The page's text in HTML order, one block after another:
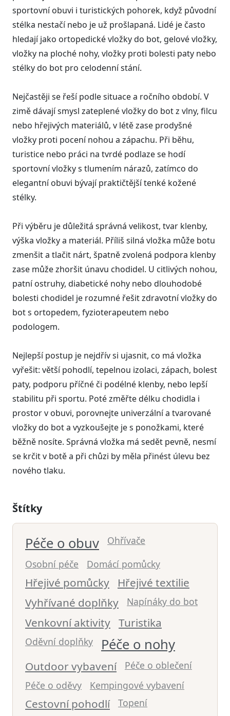
sportovní obuvi i turistických pohorek, když původní
stélka nestačí nebo je už prošlapaná. Lidé je často
hledají jako ortopedické vložky do bot, gelové vložky,
vložky na ploché nohy, vložky proti bolesti paty nebo
stélky do bot pro celodenní stání.
Nejčastěji se řeší podle situace a ročního období. V
zimě dávají smysl zateplené vložky do bot z vlny, filcu
nebo hřejivých materiálů, v létě zase prodyšné
vložky proti pocení nohou a zápachu. Při běhu,
turistice nebo práci na tvrdé podlaze se hodí
sportovní vložky s tlumením nárazů, zatímco do
elegantní obuvi bývají praktičtější tenké kožené
stélky.
Při výběru je důležitá správná velikost, tvar klenby,
výška vložky a materiál. Příliš silná vložka může botu
zmenšit a tlačit nárt, špatně zvolená podpora klenby
zase může zhoršit únavu chodidel. U citlivých nohou,
patní ostruhy, diabetické nohy nebo dlouhodobé
bolesti chodidel je rozumné řešit zdravotní vložky do
bot s ortopedem, fyzioterapeutem nebo
podologem.
Nejlepší postup je nejdřív si ujasnit, co má vložka
vyřešit: větší pohodlí, tepelnou izolaci, zápach, bolest
paty, podporu příčné či podélné klenby, nebo lepší
stabilitu při sportu. Poté změřte délku chodidla i
prostor v obuvi, porovnejte univerzální a tvarované
vložky do bot a vyzkoušejte je s ponožkami, které
běžně nosíte. Správná vložka má sedět pevně, nesmí
se krčit v botě a při chůzi by měla přinést úlevu bez
nového tlaku.
Štítky
Péče o obuv
Ohřívače
Osobní péče
Domácí pomůcky
Hřejivé pomůcky
Hřejivé textilie
Vyhřívané doplňky
Napínáky do bot
Venkovní aktivity Turistika
Oděvní doplňky Péče o nohy
Outdoor vybavení
Péče o oblečení
Péče o oděvy
Kempingové vybavení
Cestovní pohodlí Topení